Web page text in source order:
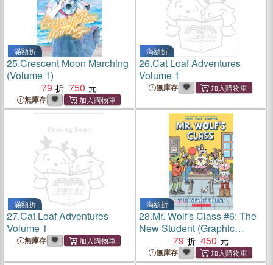
滿額折
25.Crescent Moon Marching
(Volume 1)
79
750
無庫存
滿額折
26.Cat Loaf Adventures
Volume 1
無庫存
滿額折
27.Cat Loaf Adventures
Volume 1
無庫存
滿額折
28.Mr. Wolf's Class #6: The
New Student (Graphic
79 450
無庫存